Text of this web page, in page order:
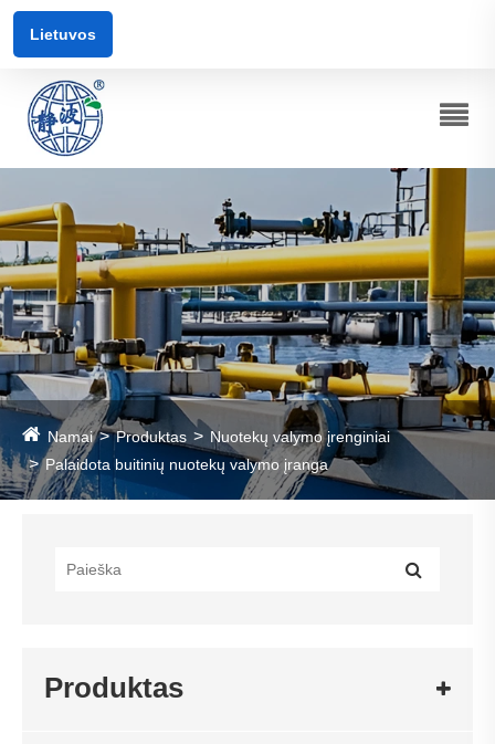
Lietuvos
Namai Produktas
Nuotekų valymo įrenginiai
Palaidota buitinių nuotekų valymo įranga
Produktas